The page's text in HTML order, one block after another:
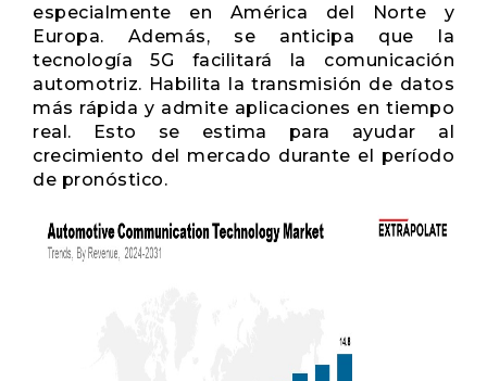
especialmente en América del Norte y
Europa. Además, se anticipa que la
tecnología 5G facilitará la comunicación
automotriz. Habilita la transmisión de datos
más rápida y admite aplicaciones en tiempo
real. Esto se estima para ayudar al
crecimiento del mercado durante el período
de pronóstico.